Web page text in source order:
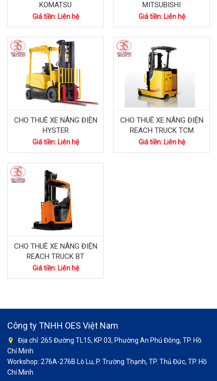
KOMATSU
Giá tiền: Liên hệ
MITSUBISHI
Giá tiền: Liên hệ
CHO THUÊ XE NÂNG ĐIỆN
HYSTER
Giá tiền: Liên hệ
CHO THUÊ XE NÂNG ĐIỆN
REACH TRUCK TCM
Giá tiền: Liên hệ
CHO THUÊ XE NÂNG ĐIỆN
REACH TRUCK BT
Giá tiền: Liên hệ
Công ty TNHH OES Việt Nam
Địa chỉ: 265 Đường TL15, KP 03, Phường An Phú Đông, TP. Hồ
Chí Minh
Workshop: 276A-276B Lò Lu, P. Trường Thạnh, TP. Thủ Đức, TP. Hồ
Chí Minh